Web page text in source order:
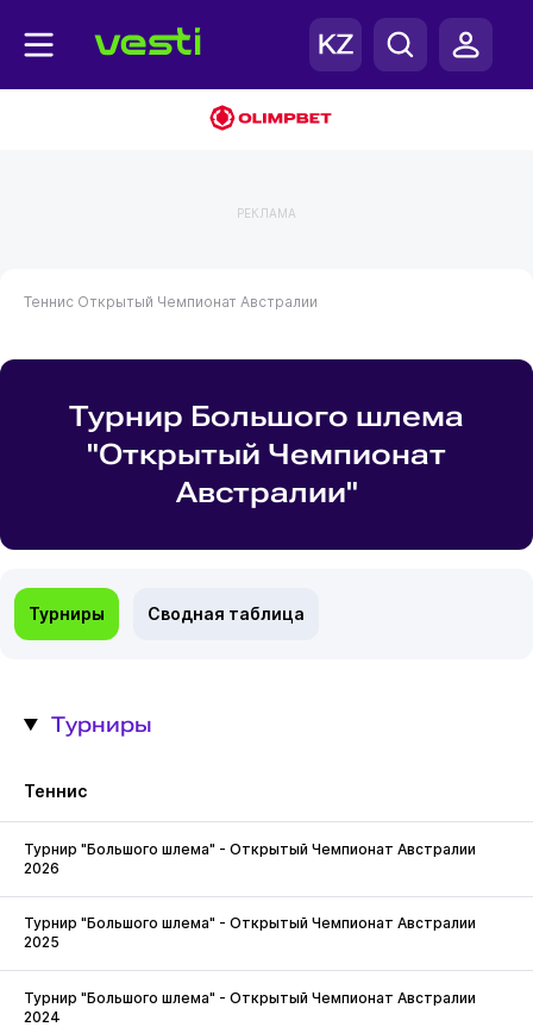
РЕКЛАМА
Теннис Открытый Чемпионат Австралии
Турнир Большого шлема
"Открытый Чемпионат
Австралии"
Турниры Сводная таблица
Турниры
Теннис
Турнир "Большого шлема" - Открытый Чемпионат Австралии
2026
Турнир "Большого шлема" - Открытый Чемпионат Австралии
2025
Турнир "Большого шлема" - Открытый Чемпионат Австралии
2024